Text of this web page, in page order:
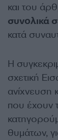
και του
συνολικά
κατά
Η
σχετική
ανίχνευση
που έχουν
θυμάτων,